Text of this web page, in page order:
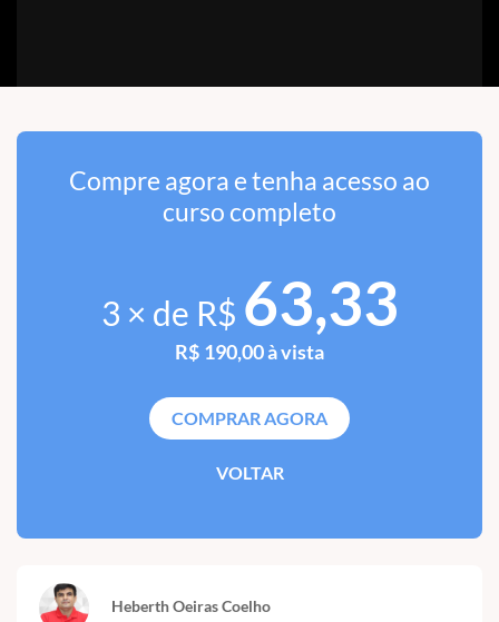
Heberth Oeiras Coelho
Compre agora e tenha acesso ao
curso completo
3 × de R$ 63,33
R$ 190,00 à vista
COMPRAR AGORA
VOLTAR